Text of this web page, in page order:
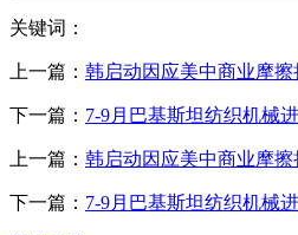
关键词：
上一篇： 韩启动因应美中商业摩擦
下一篇： 7-9月巴基斯坦纺织机械
上一篇： 韩启动因应美中商业摩擦
下一篇： 7-9月巴基斯坦纺织机械